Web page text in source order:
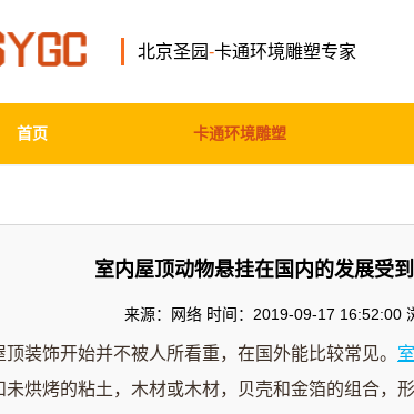
北京圣园-卡通环境雕塑专家
首页 卡通环境雕塑
室内屋顶动物悬挂在国内的发展受
来源：网络 时间：2019-09-17 16:52:00
饰开始并不被人所看重，在国外能比较常见。
未烘烤的粘土，木材或木材，贝壳和金箔的组合，